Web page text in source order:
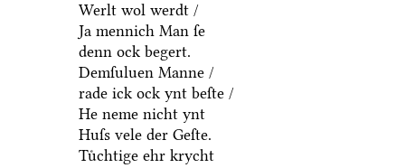
Werlt wol werdt /
Ja mennich Man ſe
denn ock begert.
Demſuluen Manne /
rade ick ock ynt beſte /
He neme nicht ynt
Huſs vele der Geſte.
Tuͤchtige ehr krycht